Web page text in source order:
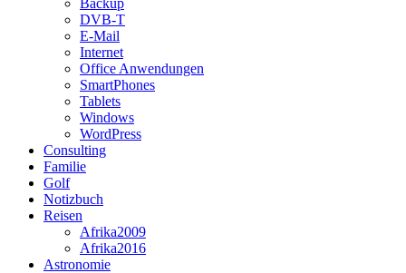
DVB-T
E-Mail
Internet
Office Anwendungen
SmartPhones
Tablets
Windows
WordPress
Consulting
Familie
Golf
Notizbuch
Reisen
Afrika2009
Afrika2016
Astronomie